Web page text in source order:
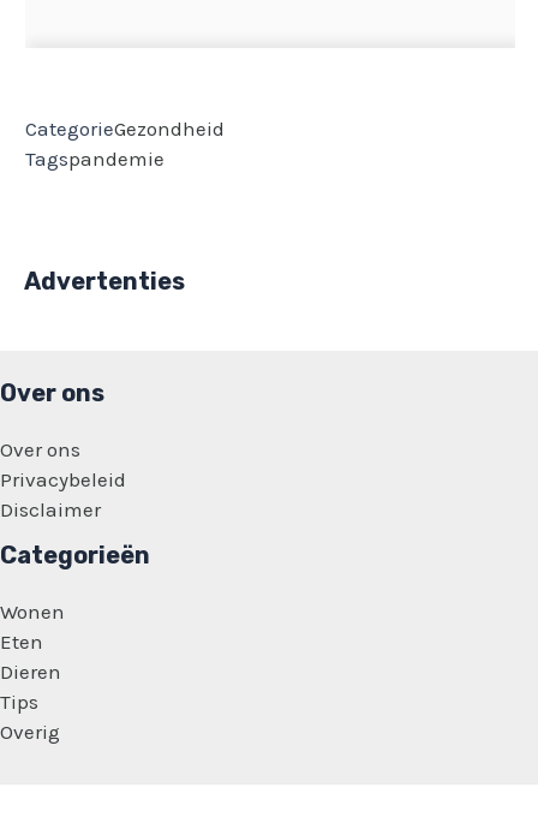
CategorieGezondheid
Tagspandemie
Advertenties
Over ons
Over ons
Privacybeleid
Disclaimer
Categorieën
Wonen
Eten
Dieren
Tips
Overig